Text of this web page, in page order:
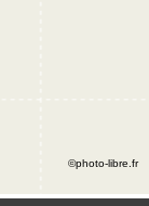
©photo-libre.fr